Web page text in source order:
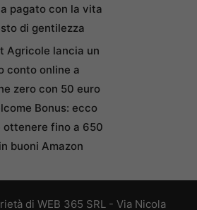
pagato con la vita
di gentilezza
Agricole lancia un
conto online a
zero con 50 euro
Bonus: ecco
ottenere fino a 650
buoni Amazon
di WEB 365 SRL - Via Nicola